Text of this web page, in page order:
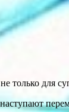
только для